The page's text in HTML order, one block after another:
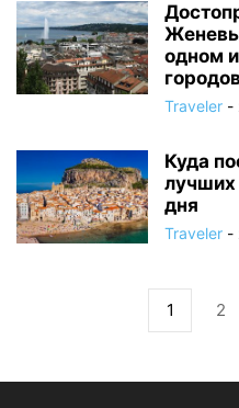
одном
Traveler -
Куда
лучших
дня
Traveler -
1 2